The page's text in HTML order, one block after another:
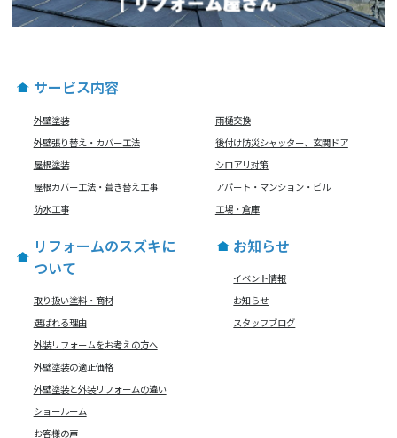
サービス内容
外壁塗装
外壁張り替え・カバー工法
屋根塗装
屋根カバー工法・葺き替え工事
防水工事
雨樋交換
後付け防災シャッター、玄関ドア
シロアリ対策
アパート・マンション・ビル
工場・倉庫
リフォームのスズキに
ついて
取り扱い塗料・商材
選ばれる理由
外装リフォームをお考えの方へ
外壁塗装の適正価格
外壁塗装と外装リフォームの違い
ショールーム
お客様の声
お知らせ
イベント情報
お知らせ
スタッフブログ